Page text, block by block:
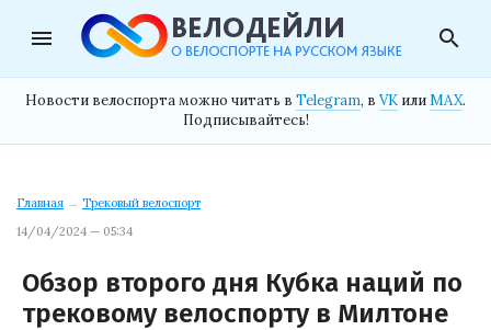
menu search
Новости велоспорта можно читать в Telegram, в VK илиMAX.
Подписывайтесь!
Главная → Трековый велоспорт
14/04/2024 — 05:34
Обзор второго дня Кубка наций по
трековому велоспорту в Милтоне